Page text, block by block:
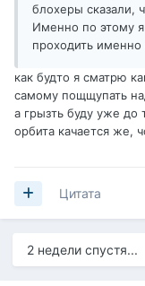
блохеры сказали,
Именно по этому
проходить
как будто я сматрю
самому пощщупать
а грызть буду уже до
орбита качается же,
Цитата
2 недели спустя...